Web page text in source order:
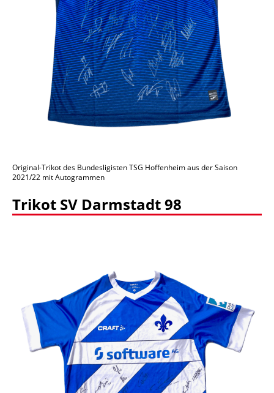
Original-Trikot des Bundesligisten TSG Hoffenheim aus der Saison
2021/22 mit Autogrammen
Trikot SV Darmstadt 98